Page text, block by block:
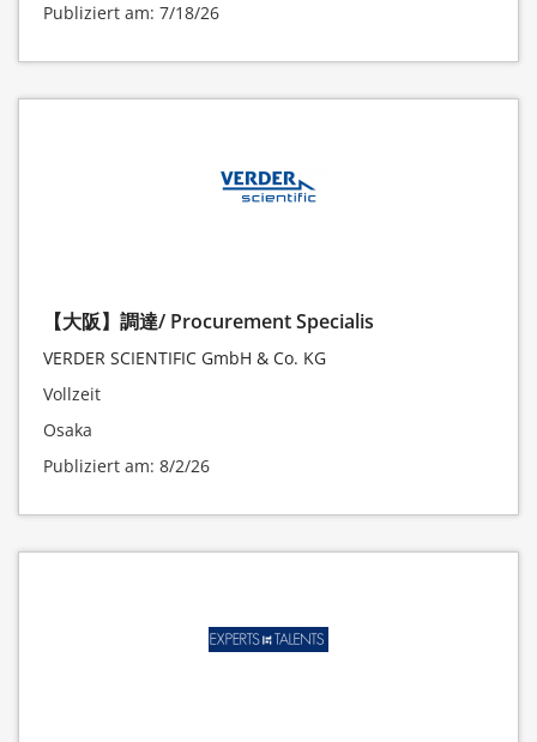
Publiziert am: 7/18/26
【大阪】調達/ Procurement Specialis
VERDER SCIENTIFIC GmbH & Co. KG
Vollzeit
Osaka
Publiziert am: 8/2/26